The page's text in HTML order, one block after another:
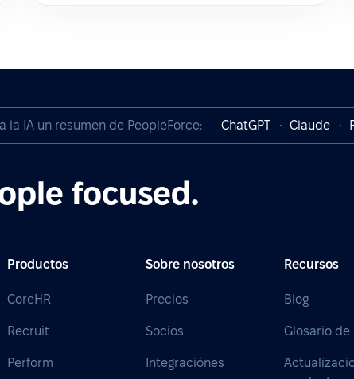
la IA un resumen de PeopleForce: ChatGPT Claude
focused.
Productos
CoreHR
Recruit
Perform
Sobre nosotros
Precios
Socios
Integraciónes
Recursos
Blog
Glosario de